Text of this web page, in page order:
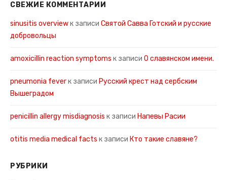
СВЕЖИЕ КОММЕНТАРИИ
sinusitis overviewк записи Святой Савва Готский и русские
добровольцы
amoxicillin reaction symptoms к записи О славянском имени.
pneumonia feverк записи Русский крест над сербским
Вышеградом
penicillin allergy misdiagnosis к записи Напевы Расии
otitis media medical facts к записи Кто такие славяне?
РУБРИКИ